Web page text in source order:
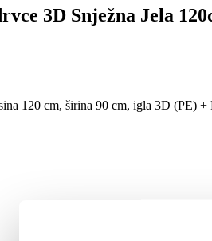
3D Snježna Jela
120 cm, širina 90 cm, igla 3D (PE)